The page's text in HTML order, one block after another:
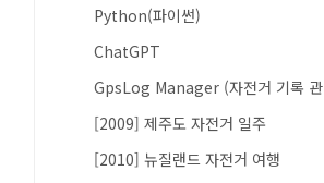
Python(파이썬)
ChatGPT
GpsLog Manager (자전거 기록
[2009] 제주도 자전거 일주
[2010] 뉴질랜드 자전거 여행